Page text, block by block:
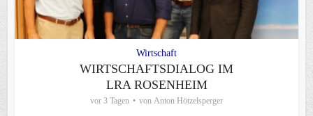
Wirtschaft
WIRTSCHAFTSDIALOG IM
LRA ROSENHEIM
vor 3 Tagen von Anton Hötzelsperger